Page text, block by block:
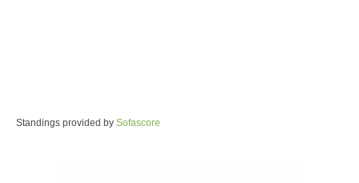
Standings provided by Sofascore